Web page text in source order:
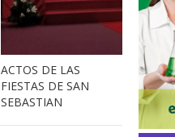
ACTOS DE LAS
FIESTAS DE SAN
SEBASTIAN